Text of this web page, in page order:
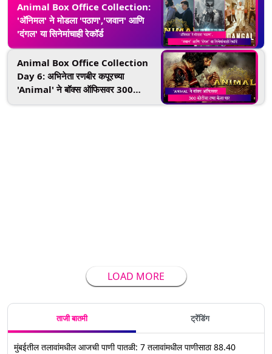
Animal Box Office Collection:
'अ‍ॅनिमल' ने मोडला 'पठाण','जवान' आणि
'दंगल' या सिनेमांचाही रेकॉर्ड
Animal Box Office Collection
Day 6: अभिनेता रणबीर कपूरच्या
'Animal' ने बॉक्स ऑफिसवर 300
LOAD MORE
ताजी बातमी ट्रेंडिंग
मुंबईतील तलावांमधील आजची पाणी पातळी: 7 तलावांमधील पाणीसाठा 88.40